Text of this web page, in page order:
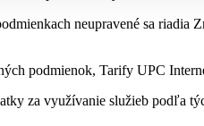
neupravené sa
podmienok, Tarify UPC
za využívanie služieb podľa